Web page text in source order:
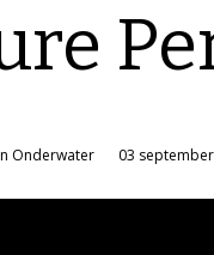
Onderwater 03